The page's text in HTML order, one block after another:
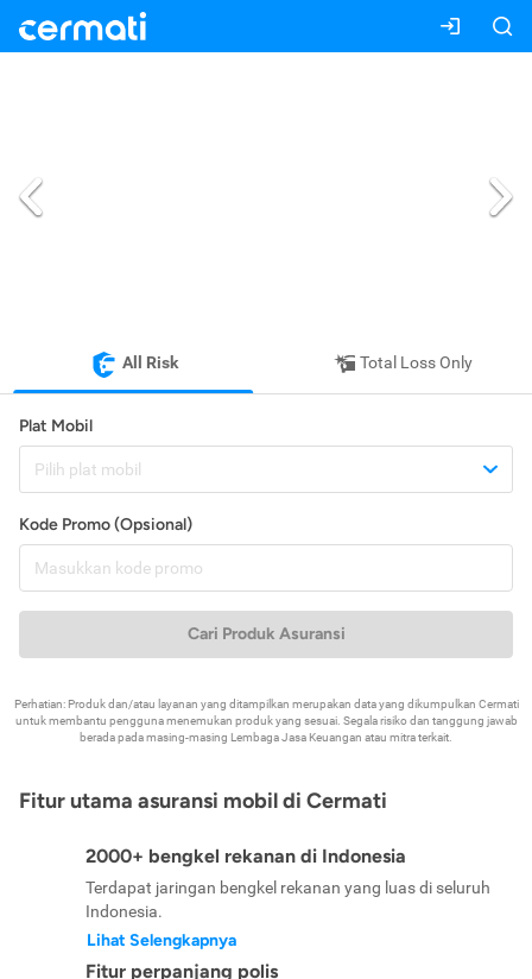
All Risk Total Loss Only
Plat Mobil
Pilih plat mobil
Kode Promo (Opsional)
Cari Produk Asuransi
Perhatian: Produk dan/atau layanan yang ditampilkan merupakan data yang dikumpulkan Cermati
untuk membantu pengguna menemukan produk yang sesuai. Segala risiko dan tanggung jawab
berada pada masing-masing Lembaga Jasa Keuangan atau mitra terkait.
Fitur utama asuransi mobil di Cermati
2000+ bengkel rekanan di Indonesia
Terdapat jaringan bengkel rekanan yang luas di seluruh
Indonesia.
Lihat Selengkapnya
Fitur perpanjang polis